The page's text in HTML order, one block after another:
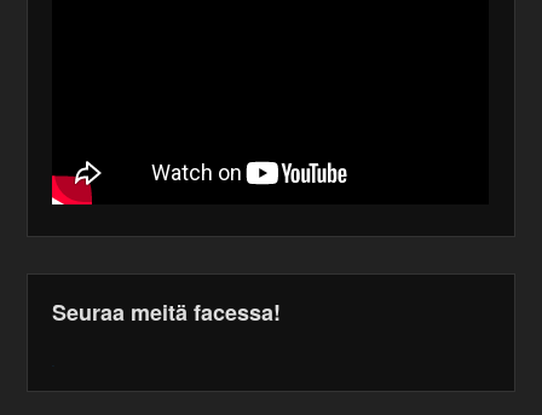
Seuraa meitä facessa!